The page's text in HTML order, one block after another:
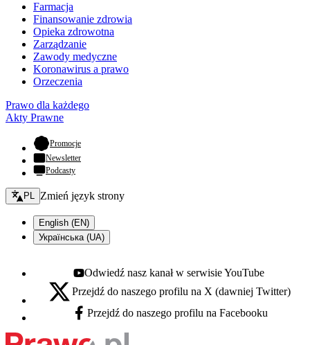
Farmacja
Finansowanie zdrowia
Opieka zdrowotna
Zarządzanie
Zawody medyczne
Koronawirus a prawo
Orzeczenia
Prawo dla każdego
Akty Prawne
Promocje- otwiera się w nowej karcie
Newsletter
Podcasty
Zmień język - bieżący:
PL Zmień język strony
English (EN)
Українська (UA)
Youtube - otwiera się w nowej karcie
Odwiedź nasz kanał w serwisie YouTube
X - otwiera się w nowej karcie
Przejdź do naszego profilu na X (dawniej Twitter)
Facebook - otwiera się w nowej karcie
Przejdź do naszego profilu na Facebooku